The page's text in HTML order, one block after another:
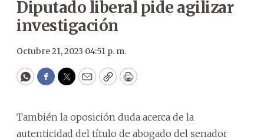
Diputado liberal pide agilizar
investigación
Octubre 21, 2023 04:51 p. m.
WhatsApp
Facebook
Twitter
EmailCopyPrint
También la oposición duda acerca de la
autenticidad del título de abogado del senador